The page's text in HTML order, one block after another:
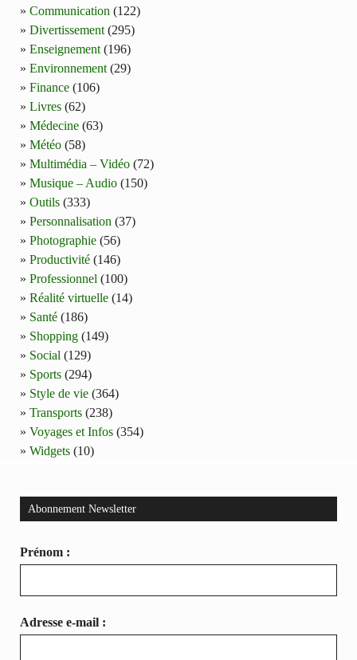
Communication (122)
Divertissement (295)
Enseignement (196)
Environnement (29)
Finance (106)
Livres (62)
Médecine (63)
Météo (58)
Multimédia – Vidéo (72)
Musique – Audio (150)
Outils (333)
Personnalisation (37)
Photographie (56)
Productivité (146)
Professionnel (100)
Réalité virtuelle (14)
Santé (186)
Shopping (149)
Social (129)
Sports (294)
Style de vie (364)
Transports (238)
Voyages et Infos (354)
Widgets (10)
Abonnement Newsletter
Prénom :
Adresse e-mail :